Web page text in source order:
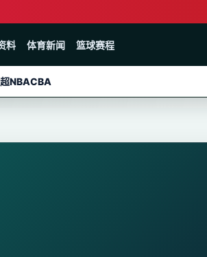
料 体育新闻 篮球赛程
NBACBA